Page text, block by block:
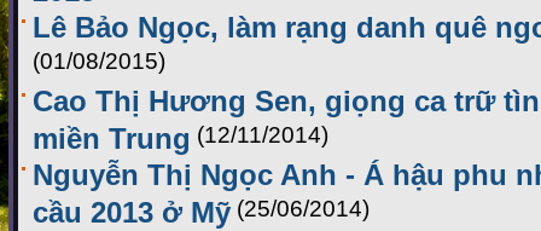
Lê Bảo Ngọc, làm rạng danh quê
(01/08/2015)
Cao Thị Hương Sen, giọng ca trữ
miền Trung (12/11/2014)
Nguyễn Thị Ngọc Anh - Á hậu phu
cầu 2013 ở Mỹ (25/06/2014)